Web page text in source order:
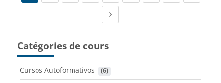
Catégories de cours
Cursos Autoformativos (6)